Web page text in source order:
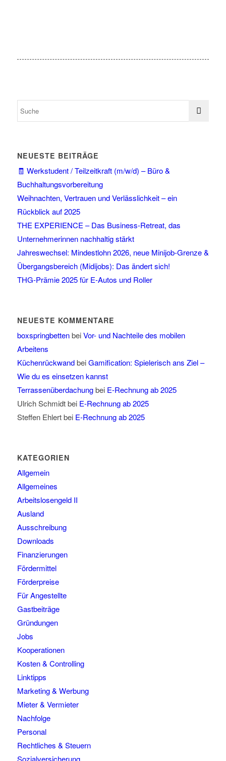
NEUESTE BEITRÄGE
🧾 Werkstudent / Teilzeitkraft (m/w/d) – Büro &
Buchhaltungsvorbereitung
Weihnachten, Vertrauen und Verlässlichkeit – ein
Rückblick auf 2025
THE EXPERIENCE – Das Business-Retreat, das
Unternehmerinnen nachhaltig stärkt
Jahreswechsel: Mindestlohn 2026, neue Minijob-Grenze &
Übergangsbereich (Midijobs): Das ändert sich!
THG-Prämie 2025 für E-Autos und Roller
NEUESTE KOMMENTARE
boxspringbettenbeiVor- und Nachteile des mobilen
Arbeitens
KüchenrückwandbeiGamification: Spielerisch ans Ziel –
Wie du es einsetzen kannst
Terrassenüberdachungbei E-Rechnung ab 2025
Ulrich Schmidtbei E-Rechnung ab 2025
Steffen Ehlertbei E-Rechnung ab 2025
KATEGORIEN
Allgemein
Allgemeines
Arbeitslosengeld II
Ausland
Ausschreibung
Downloads
Finanzierungen
Fördermittel
Förderpreise
Für Angestellte
Gastbeiträge
Gründungen
Jobs
Kooperationen
Kosten & Controlling
Linktipps
Marketing & Werbung
Mieter & Vermieter
Nachfolge
Personal
Rechtliches & Steuern